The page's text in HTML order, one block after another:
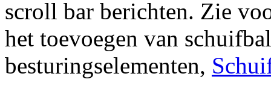
scroll bar berichten. Zie
het toevoegen van
besturingselementen,